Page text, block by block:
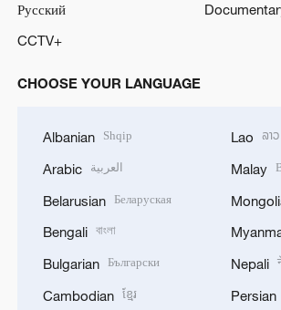
Русский
CCTV+
CHOOSE YOUR LANGUAGE
Albanian Shqip
Arabic العربية
Belarusian Беларуская
Bengali বাংলা
Bulgarian Български
Cambodian ខ្មែរ
Lao ລາວ
Malay
Nepali
Persian